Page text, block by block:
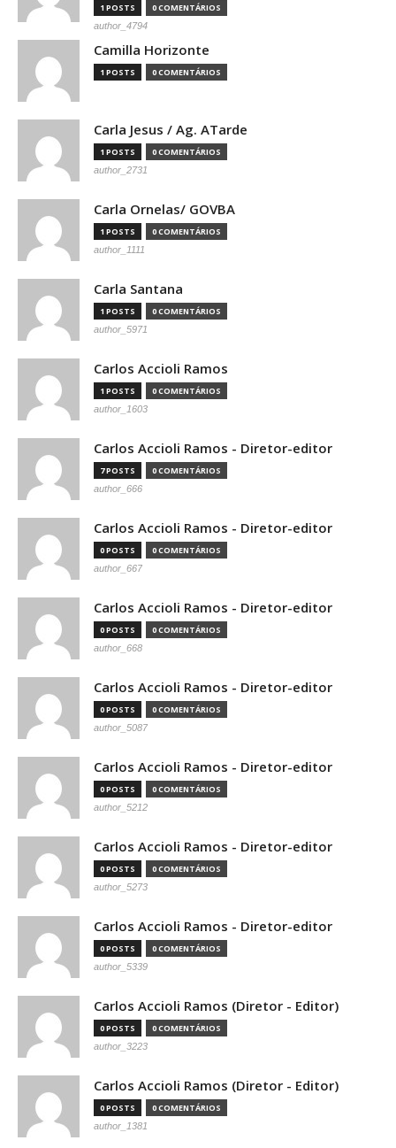
1 POSTS 0 COMENTÁRIOS
author_4794
Camilla Horizonte
1 POSTS 0 COMENTÁRIOS
Carla Jesus / Ag. ATarde
1 POSTS 0 COMENTÁRIOS
author_2731
Carla Ornelas/ GOVBA
1 POSTS 0 COMENTÁRIOS
author_1111
Carla Santana
1 POSTS 0 COMENTÁRIOS
author_5971
Carlos Accioli Ramos
1 POSTS 0 COMENTÁRIOS
author_1603
Carlos Accioli Ramos - Diretor-editor
7 POSTS 0 COMENTÁRIOS
author_666
Carlos Accioli Ramos - Diretor-editor
0 POSTS 0 COMENTÁRIOS
author_667
Carlos Accioli Ramos - Diretor-editor
0 POSTS 0 COMENTÁRIOS
author_668
Carlos Accioli Ramos - Diretor-editor
0 POSTS 0 COMENTÁRIOS
author_5087
Carlos Accioli Ramos - Diretor-editor
0 POSTS 0 COMENTÁRIOS
author_5212
Carlos Accioli Ramos - Diretor-editor
0 POSTS 0 COMENTÁRIOS
author_5273
Carlos Accioli Ramos - Diretor-editor
0 POSTS 0 COMENTÁRIOS
author_5339
Carlos Accioli Ramos (Diretor - Editor)
0 POSTS 0 COMENTÁRIOS
author_3223
Carlos Accioli Ramos (Diretor - Editor)
0 POSTS 0 COMENTÁRIOS
author_1381